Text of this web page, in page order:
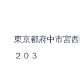
東京都府中市宮
２０３